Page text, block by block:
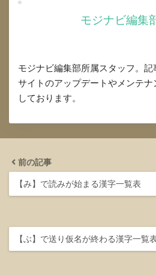
モジナビ編集
モジナビ編集部所属スタッフ。記
サイトのアップデートやメンテナ
しております。
前の記事
【み】で読みが始まる漢字一覧表
【ぶ】で送り仮名が終わる漢字一覧